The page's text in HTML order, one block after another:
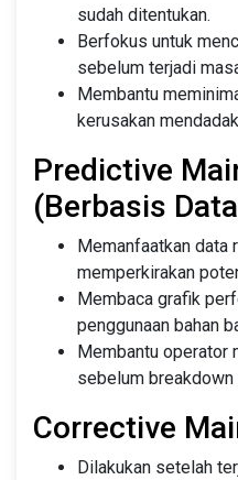
sudah ditentukan.
Berfokus untuk
sebelum terjadi
Membantu
kerusakan
Predictive
(Berbasis
Memanfaatkan data
memperkirakan
Membaca grafik
penggunaan bahan
Membantu operator
sebelum breakdown
Corrective
Dilakukan setelah